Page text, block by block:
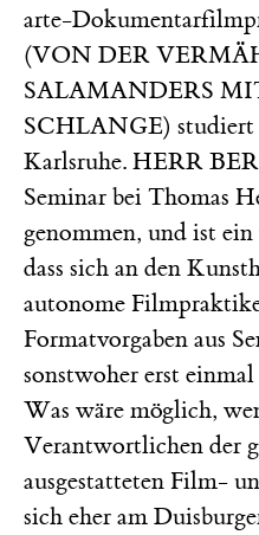
arte-
(VON DER
SALAMANDERS
SCHLANGE) studiert
Karlsruhe. HERR
Seminar bei Thomas
genommen, und ist
dass sich an den
autonome
Formatvorgaben aus
sonstwoher erst
Was wäre möglich,
Verantwortlichen der
ausgestatteten Film-
sich eher am